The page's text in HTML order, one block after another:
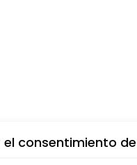
el consentimiento